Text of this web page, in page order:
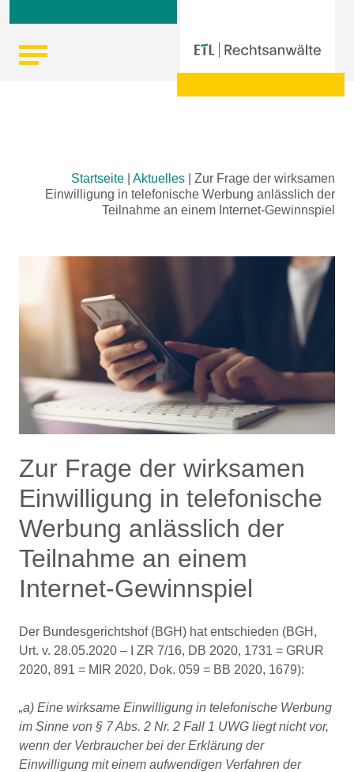
Startseite Aktuelles
Zur Frage der wirksamen
Einwilligung in telefonische Werbung anlässlich der
Teilnahme an einem Internet-Gewinnspiel
Zur Frage der wirksamen
Einwilligung in telefonische
Werbung anlässlich der
Teilnahme an einem
Internet-Gewinnspiel
Der Bundesgerichtshof (BGH) hat entschieden (BGH,
Urt. v. 28.05.2020 – I ZR 7/16, DB 2020, 1731 = GRUR
2020, 891 = MIR 2020, Dok. 059 = BB 2020, 1679):
a) Eine wirksame Einwilligung in telefonische Werbung
im Sinne von § 7 Abs. 2 Nr. 2 Fall 1 UWG liegt nicht vor,
wenn der Verbraucher bei der Erklärung der
Einwilligung mit einem aufwendigen Verfahren der